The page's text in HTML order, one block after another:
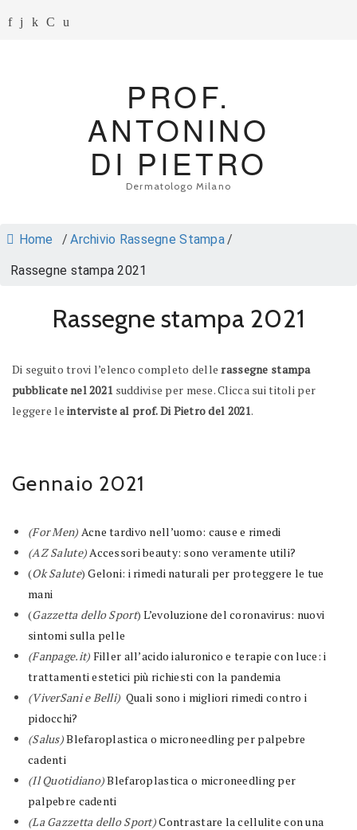
PROF.
ANTONINO
DI PIETRO
Dermatologo Milano
Home / Archivio Rassegne Stampa/
Rassegne stampa 2021
Rassegne stampa 2021
Di seguito trovi l’elenco completo dellerassegne stampa
pubblicate nel 2021 suddivise per mese. Clicca sui titoli per
leggere leinterviste al prof. Di Pietro del 2021.
Gennaio 2021
(For Men) Acne tardivo nell’uomo: cause e rimedi
(AZ Salute)Accessori beauty: sono veramente utili?
(Ok Salute)Geloni: i rimedi naturali per proteggere le tue
mani
(Gazzetta dello Sport)L’evoluzione del coronavirus: nuovi
sintomi sulla pelle
(Fanpage.it) Filler all’acido ialuronico e terapie con luce: i
trattamenti estetici più richiesti con la pandemia
(ViverSani e Belli) Quali sono i migliori rimedi contro i
pidocchi?
(Salus)Blefaroplastica o microneedling per palpebre
cadenti
(Il Quotidiano)Blefaroplastica o microneedling per
palpebre cadenti
(La Gazzetta dello Sport)Contrastare la cellulite con una